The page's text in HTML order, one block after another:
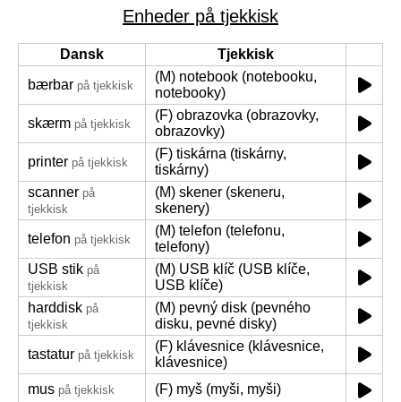
Enheder på tjekkisk
Dansk
Tjekkisk
bærbar på tjekkisk
(M) notebook (notebooku,
notebooky)
skærm på tjekkisk
(F) obrazovka (obrazovky,
obrazovky)
printer på tjekkisk
(F) tiskárna (tiskárny,
tiskárny)
scanner på
tjekkisk
(M) skener (skeneru,
skenery)
telefon på tjekkisk
(M) telefon (telefonu,
telefony)
USB stik på
tjekkisk
(M) USB klíč (USB klíče,
USB klíče)
harddisk på
tjekkisk
(M) pevný disk (pevného
disku, pevné disky)
tastatur på tjekkisk
(F) klávesnice (klávesnice,
klávesnice)
mus på tjekkisk (F) myš (myši, myši)